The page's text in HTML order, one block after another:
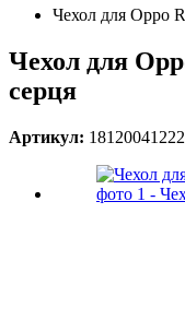
Чехол для Oppo
Чехол для
серця
Артикул: